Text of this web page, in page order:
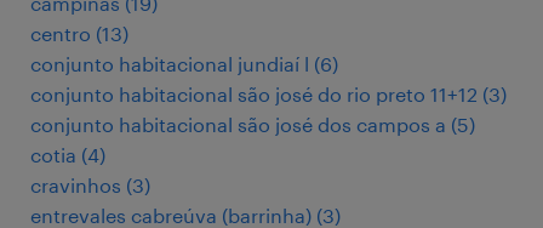
centro (13)
conjunto habitacional jundiaí l (6)
conjunto habitacional são josé do rio preto 11+12 (3)
conjunto habitacional são josé dos campos a (5)
cotia (4)
cravinhos (3)
entrevales cabreúva (barrinha) (3)